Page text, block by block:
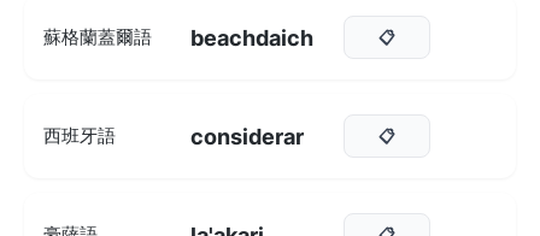
蘇格蘭蓋爾語 beachdaich 📋
西班牙語 considerar 📋